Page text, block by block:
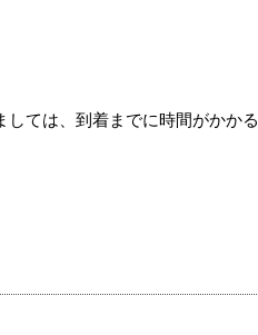
ては、到着までに時間がかかる